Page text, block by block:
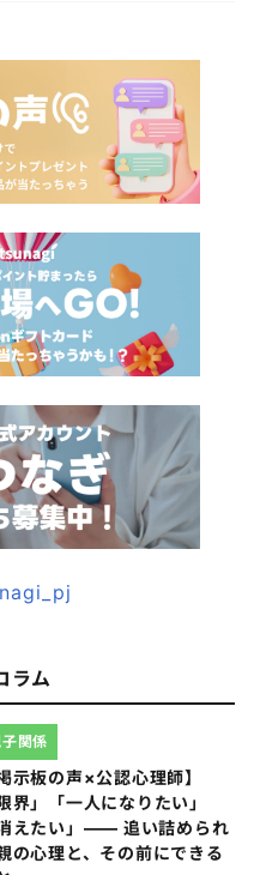
ラム
掲示板の声×公認心理師】
限界」「一人になりたい」
消えたい」―― 追い詰められ
の心理と、その前にできる
関係